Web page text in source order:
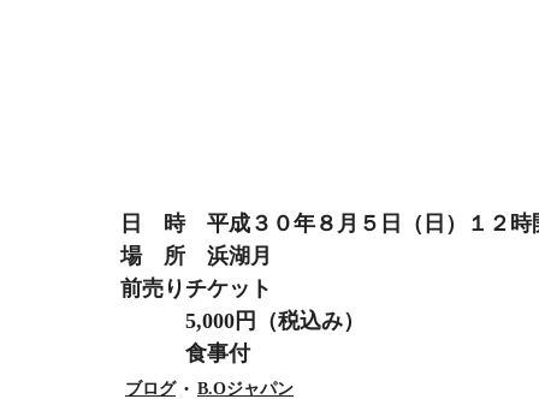
日　時　平成３０年８月５日（日）１２時
場　所　浜湖月
前売りチケット
5,000円（税込み）
食事付
ブログ B.Oジャパン